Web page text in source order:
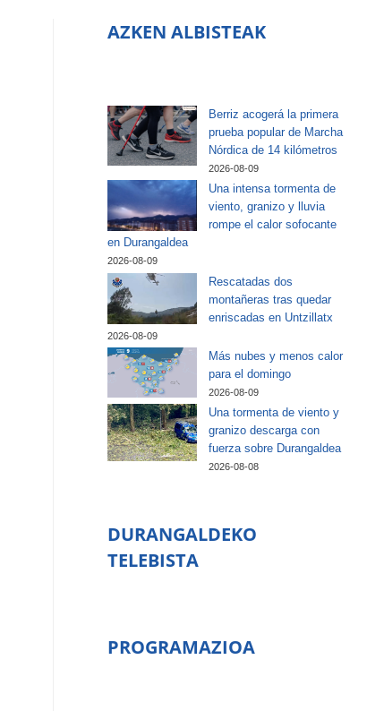
AZKEN ALBISTEAK
Berriz acogerá la primera
prueba popular de Marcha
Nórdica de 14 kilómetros
2026-08-09
Una intensa tormenta de
viento, granizo y lluvia
rompe el calor sofocante
en Durangaldea
2026-08-09
Rescatadas dos
montañeras tras quedar
enriscadas en Untzillatx
2026-08-09
Más nubes y menos calor
para el domingo
2026-08-09
Una tormenta de viento y
granizo descarga con
fuerza sobre Durangaldea
2026-08-08
DURANGALDEKO
TELEBISTA
PROGRAMAZIOA